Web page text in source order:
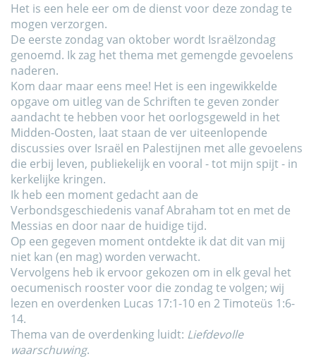
Het is een hele eer om de dienst voor deze zondag te
mogen verzorgen.
De eerste zondag van oktober wordt Israëlzondag
genoemd. Ik zag het thema met gemengde gevoelens
naderen.
Kom daar maar eens mee! Het is een ingewikkelde
opgave om uitleg van de Schriften te geven zonder
aandacht te hebben voor het oorlogsgeweld in het
Midden-Oosten, laat staan de ver uiteenlopende
discussies over Israël en Palestijnen met alle gevoelens
die erbij leven, publiekelijk en vooral - tot mijn spijt - in
kerkelijke kringen.
Ik heb een moment gedacht aan de
Verbondsgeschiedenis vanaf Abraham tot en met de
Messias en door naar de huidige tijd.
Op een gegeven moment ontdekte ik dat dit van mij
niet kan (en mag) worden verwacht.
Vervolgens heb ik ervoor gekozen om in elk geval het
oecumenisch rooster voor die zondag te volgen; wij
lezen en overdenken Lucas 17:1-10 en 2 Timoteüs 1:6-
14.
Thema van de overdenking luidt: Liefdevolle
waarschuwing.